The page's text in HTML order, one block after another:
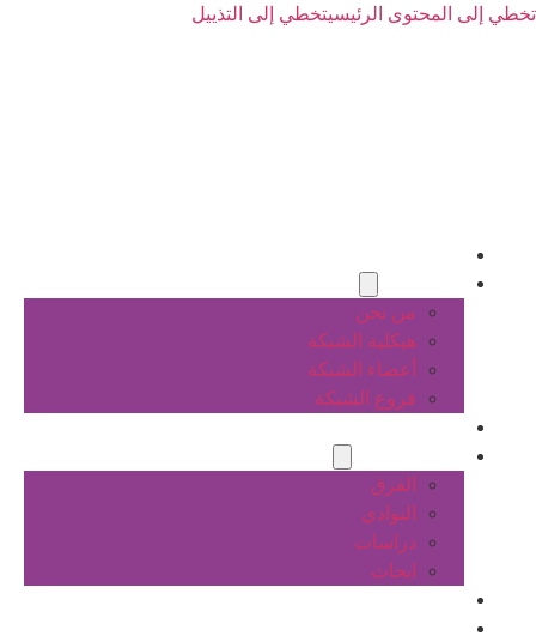
تخطي إلى المحتوى الرئيسيتخطي إلى التذييل
من نحن
هيكلية الشبكة
أعضاء الشبكة
فروع الشبكة
الفرق
النوادي
دراسات
ابحاث